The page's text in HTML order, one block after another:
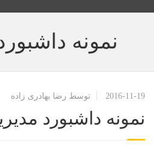
نمونه
2016-11-19 توسط رضا بهادری زاده
نمونه داشبورد